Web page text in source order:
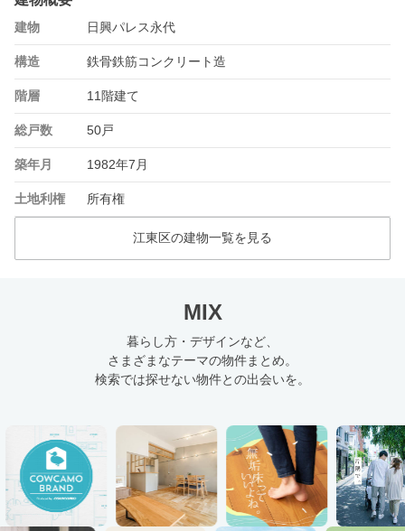
建物 日興パレス永代
構造 鉄骨鉄筋コンクリート造
階層 11階建て
総戸数 50戸
築年月 1982年7月
土地利権 所有権
江東区の建物一覧を見る
MIX
暮らし方・デザインなど、
さまざまなテーマの物件まとめ。
検索では探せない物件との出会いを。